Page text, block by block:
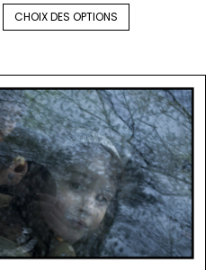
CHOIX DES OPTIONS